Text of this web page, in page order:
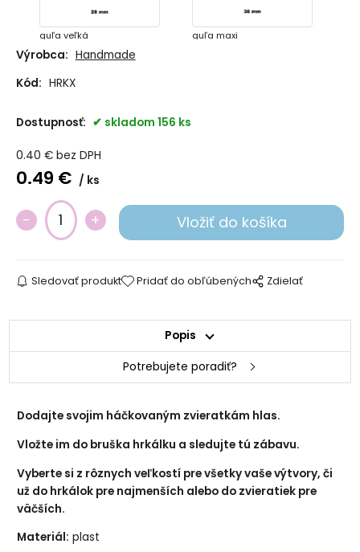
guľa veľká guľa maxi
disk 33mm disk 51mm
Výrobca: Handmade
Kód: HRKX
Dostupnosť: skladom 156 ks
0.40 € bez DPH
0.49 € ks
Sledovať produkt Pridať do obľúbených Zdielať
Popis
Potrebujete poradiť?
Dodajte svojim háčkovaným zvieratkám hlas.
Vložte im do bruška hrkálku a sledujte tú zábavu.
Vyberte si z rôznych veľkostí pre všetky vaše výtvory, či
už do hrkálok pre najmenších alebo do zvieratiek pre
väčších.
Materiál: plast